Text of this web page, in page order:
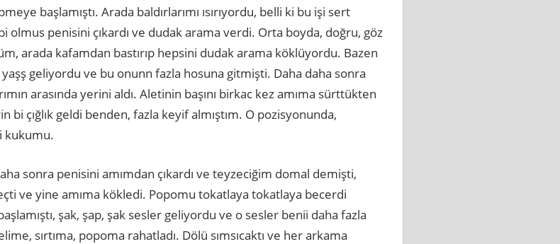
başlamıştı. Arada baldırlarımı ısırıyordu, belli ki bu işi sert
olmus penisini çıkardı ve dudak arama verdi. Orta boyda, doğru, göz
arada kafamdan bastırıp hepsini dudak arama köklüyordu. Bazen
geliyordu ve bu onunn fazla hosuna gitmişti. Daha daha sonra
arasında yerini aldı. Aletinin başını birkac kez amıma sürttükten
bi çığlık geldi benden, fazla keyif almıştım. O pozisyonunda,
kukumu.
sonra penisini amımdan çıkardı ve teyzeciğim domal demişti,
ve yine amıma kökledi. Popomu tokatlaya tokatlaya becerdi
şak, şap, şak sesler geliyordu ve o sesler benii daha fazla
sırtıma, popoma rahatladı. Dölü sımsıcaktı ve her arkama